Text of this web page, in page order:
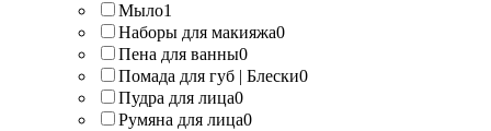
Мыло1
Наборы для макияжа0
Пена для ванны0
Помада для губ | Блески0
Пудра для лица0
Румяна для лица0